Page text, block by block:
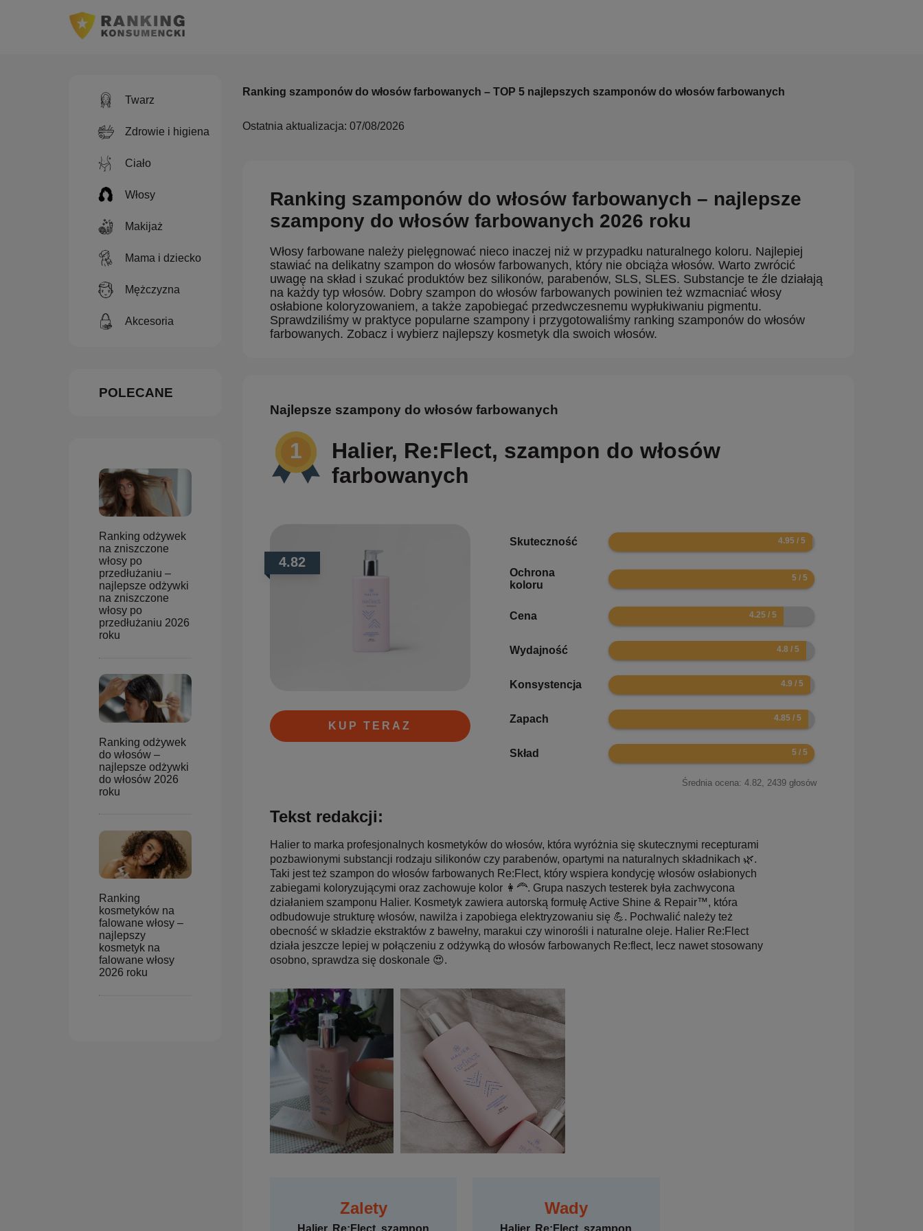
Twarz
Zdrowie i higiena
Ciało
Włosy
Makijaż
Mama i dziecko
Mężczyzna
Akcesoria
POLECANE
Ranking odżywek
na zniszczone
włosy po
przedłużaniu –
najlepsze odżywki
na zniszczone
włosy po
przedłużaniu 2026
roku
Ranking odżywek
do włosów –
najlepsze odżywki
do włosów 2026
roku
Ranking
kosmetyków na
falowane włosy –
najlepszy
kosmetyk na
falowane włosy
2026 roku
Ranking szamponów do włosów farbowanych – TOP 5 najlepszych szamponów do włosów farbowanych
Ostatnia aktualizacja: 07/08/2026
Ranking szamponów do włosów farbowanych – najlepsze
szampony do włosów farbowanych 2026 roku
Włosy farbowane należy pielęgnować nieco inaczej niż w przypadku naturalnego koloru. Najlepiej
stawiać na delikatny szampon do włosów farbowanych, który nie obciąża włosów. Warto zwrócić
uwagę na skład i szukać produktów bez silikonów, parabenów, SLS, SLES. Substancje te źle działają
na każdy typ włosów. Dobry szampon do włosów farbowanych powinien też wzmacniać włosy
osłabione koloryzowaniem, a także zapobiegać przedwczesnemu wypłukiwaniu pigmentu.
Sprawdziliśmy w praktyce popularne szampony i przygotowaliśmy ranking szamponów do włosów
farbowanych. Zobacz i wybierz najlepszy kosmetyk dla swoich włosów.
Najlepsze szampony do włosów farbowanych
Halier, Re:Flect, szampon do włosów
farbowanych
4.82
KUP TERAZ
Skuteczność 9.9
Ochrona
koloru
10
Cena 8.5
Wydajność 9.6
Konsystencja 9.8
Zapach 9.7
Skład 10
Średnia ocena: 4.82, 2439 głosów
Tekst redakcji:
Halier to marka profesjonalnych kosmetyków do włosów, która wyróżnia się skutecznymi recepturami
pozbawionymi substancji rodzaju silikonów czy parabenów, opartymi na naturalnych składnikach 🌿.
Taki jest też szampon do włosów farbowanych Re:Flect, który wspiera kondycję włosów osłabionych
zabiegami koloryzującymi oraz zachowuje kolor 👩‍🦰. Grupa naszych testerek była zachwycona
działaniem szamponu Halier. Kosmetyk zawiera autorską formułę Active Shine & Repair™, która
odbudowuje strukturę włosów, nawilża i zapobiega elektryzowaniu się 💪. Pochwalić należy też
obecność w składzie ekstraktów z bawełny, marakui czy winorośli i naturalne oleje. Halier Re:Flect
działa jeszcze lepiej w połączeniu z odżywką do włosów farbowanych Re:flect, lecz nawet stosowany
osobno, sprawdza się doskonale 😍.
Zalety Wady